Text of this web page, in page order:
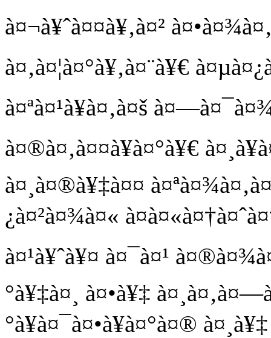
à¤¬à¥ˆà¤¤à¥‚à¤²
à¤‚à¤¦à¤°à¥‚à¤¨à¥€
à¤ªà¤¹à¥à¤‚à¤š
à¤®à¤‚à¤¤à¥à¤°à¥€
à¤¸à¤®à¥‡à¤¤
¿à¤²à¤¾à¤«
à¤¹à¥ˆà¥¤ à¤¯à¤¹
°à¥‡à¤¸ à¤•à¥‡
°à¥à¤¯à¤•à¥à¤°à¤®